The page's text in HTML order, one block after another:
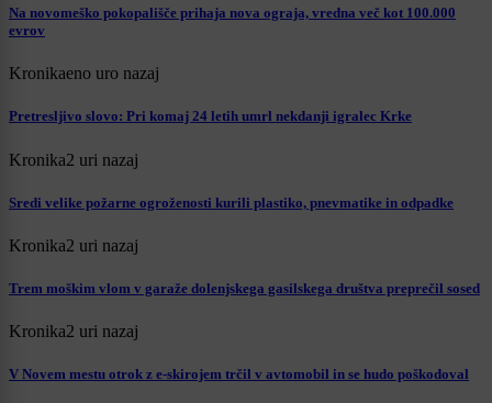
Na novomeško pokopališče prihaja nova ograja, vredna več kot 100.000
evrov
Kronikaeno uro nazaj
Pretresljivo slovo: Pri komaj 24 letih umrl nekdanji igralec Krke
Kronika2 uri nazaj
Sredi velike požarne ogroženosti kurili plastiko, pnevmatike in odpadke
Kronika2 uri nazaj
Trem moškim vlom v garaže dolenjskega gasilskega društva preprečil sosed
Kronika2 uri nazaj
V Novem mestu otrok z e-skirojem trčil v avtomobil in se hudo poškodoval